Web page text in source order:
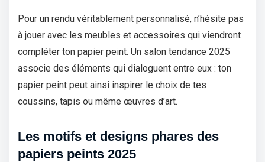
Pour un rendu véritablement personnalisé, n’hésite pas
à jouer avec les meubles et accessoires qui viendront
compléter ton papier peint. Un salon tendance 2025
associe des éléments qui dialoguent entre eux : ton
papier peint peut ainsi inspirer le choix de tes
coussins, tapis ou même œuvres d’art.
Les motifs et designs phares des
papiers peints 2025